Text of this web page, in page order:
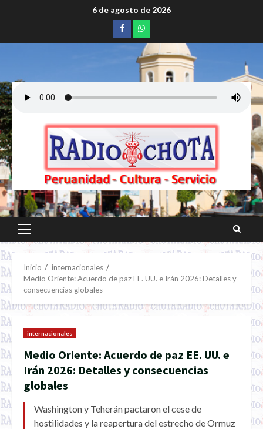
6 de agosto de 2026
Facebookwhatsapp
Menú
principal
Inicio
internacionales
Medio Oriente: Acuerdo de paz EE. UU. e Irán 2026: Detalles y
consecuencias globales
internacionales
Medio Oriente: Acuerdo de paz EE. UU. e
Irán 2026: Detalles y consecuencias
globales
Washington y Teherán pactaron el cese de
hostilidades y la reapertura del estrecho de Ormuz